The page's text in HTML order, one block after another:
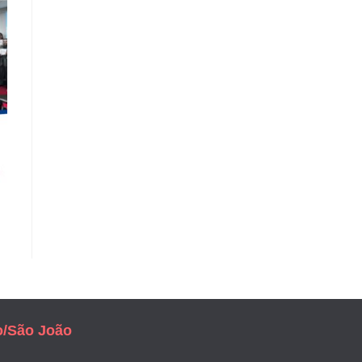
São João